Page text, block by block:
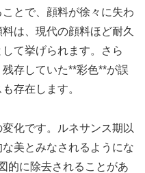
とで、顔料が徐々に失わ
は、現代の顔料ほど耐久
て挙げられます。さら
存していた**彩色**が誤
存在します。
化です。ルネサンス期以
美とみなされるようにな
的に除去されることがあ